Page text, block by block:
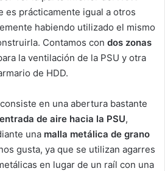
es prácticamente igual a otros
habiendo utilizado el mismo
Contamos con dos zonas
la ventilación de la PSU y otra
de HDD.
en una abertura bastante
entrada de aire hacia la PSU,
una malla metálica de grano
gusta, ya que se utilizan agarres
en lugar de un raíl con una